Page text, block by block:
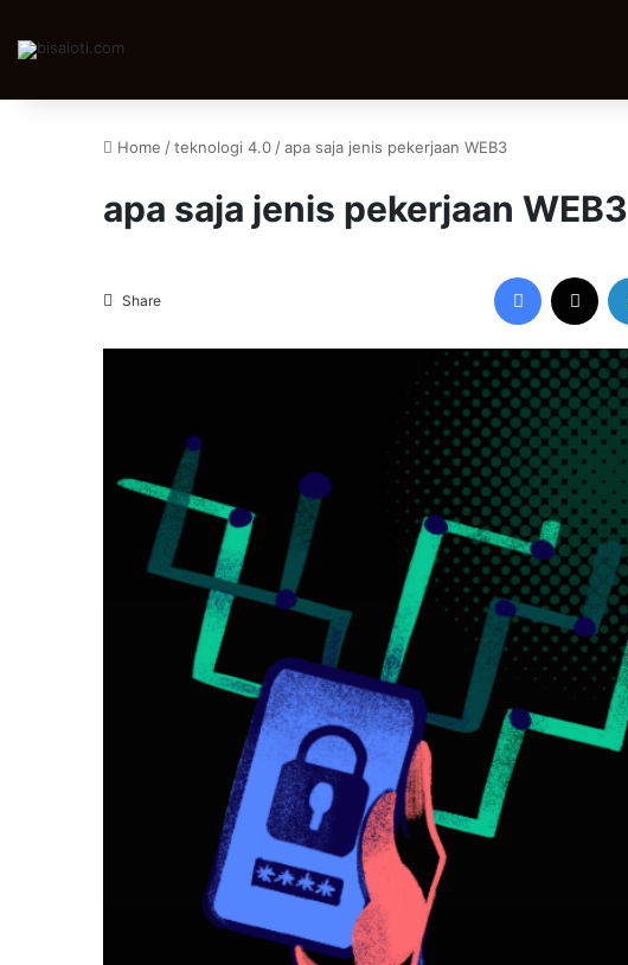
Home /teknologi 4.0 /apa saja jenis pekerjaan WEB3
apa saja jenis pekerjaan WEB3
Share
Facebook